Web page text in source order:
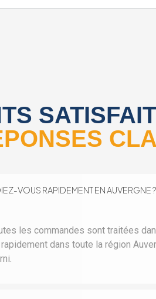
VOUS RAPIDEMENT EN AUVERGNE ?
les commandes sont traitées
dans toute la région